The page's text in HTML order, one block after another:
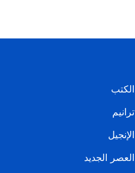
الكتب
ترانيم
الإنجيل
العصر الجديد